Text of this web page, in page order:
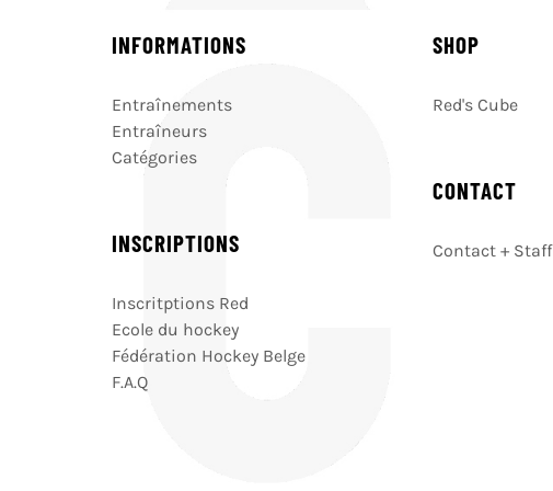
INFORMATIONS
Entraînements
Entraîneurs
Catégories
INSCRIPTIONS
Inscritptions Red
Ecole du hockey
Fédération Hockey Belge
F.A.Q
SHOP
Red's Cube
CONTACT
Contact + Staff